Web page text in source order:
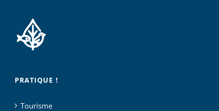
PRATIQUE !
Tourisme